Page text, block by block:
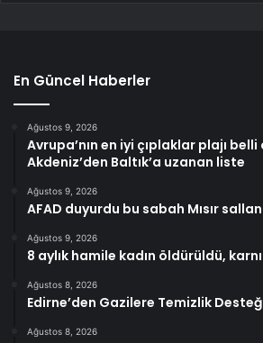
En Güncel Haberler
Ağustos 9, 2026
Avrupa’nın en iyi çıplaklar plajı
Akdeniz’den Baltık’a uzanan liste
Ağustos 9, 2026
AFAD duyurdu bu sabah Mısır
Ağustos 9, 2026
8 aylık hamile kadın öldürüldü,
Ağustos 8, 2026
Edirne’den Gazilere Temizlik
Ağustos 8, 2026